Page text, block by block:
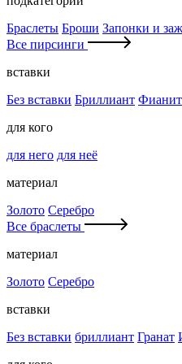
Браслеты Броши Запонки и
Все пирсинги
вставки
Без вставки Бриллиант Фианит
для кого
для него для неё
материал
Золото Серебро
Все браслеты
материал
Золото Серебро
вставки
Без вставки бриллиант Гранат